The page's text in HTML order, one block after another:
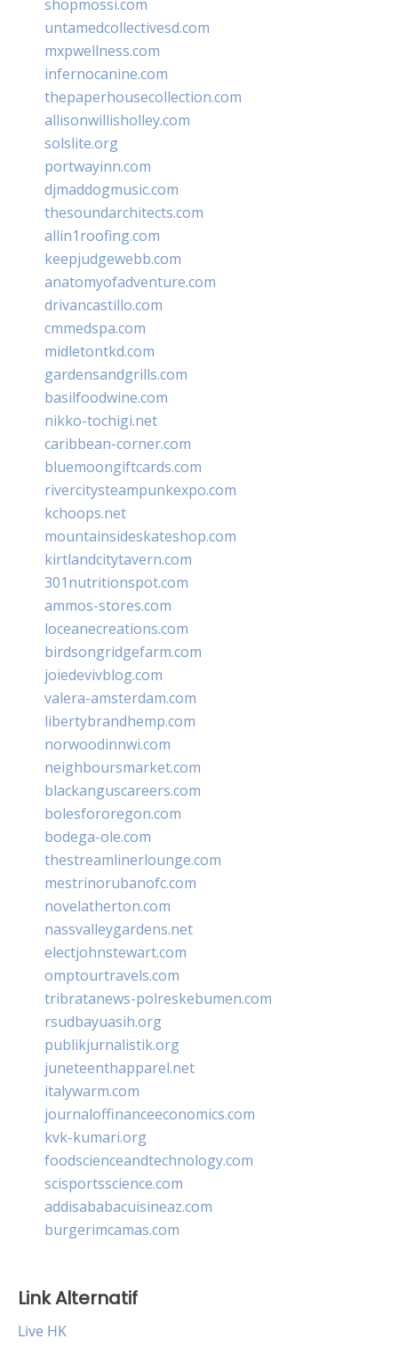
shopmossi.com
untamedcollectivesd.com
mxpwellness.com
infernocanine.com
thepaperhousecollection.com
allisonwillisholley.com
solslite.org
portwayinn.com
djmaddogmusic.com
thesoundarchitects.com
allin1roofing.com
keepjudgewebb.com
anatomyofadventure.com
drivancastillo.com
cmmedspa.com
midletontkd.com
gardensandgrills.com
basilfoodwine.com
nikko-tochigi.net
caribbean-corner.com
bluemoongiftcards.com
rivercitysteampunkexpo.com
kchoops.net
mountainsideskateshop.com
kirtlandcitytavern.com
301nutritionspot.com
ammos-stores.com
loceanecreations.com
birdsongridgefarm.com
joiedevivblog.com
valera-amsterdam.com
libertybrandhemp.com
norwoodinnwi.com
neighboursmarket.com
blackanguscareers.com
bolesfororegon.com
bodega-ole.com
thestreamlinerlounge.com
mestrinorubanofc.com
novelatherton.com
nassvalleygardens.net
electjohnstewart.com
omptourtravels.com
tribratanews-polreskebumen.com
rsudbayuasih.org
publikjurnalistik.org
juneteenthapparel.net
italywarm.com
journaloffinanceeconomics.com
kvk-kumari.org
foodscienceandtechnology.com
scisportsscience.com
addisababacuisineaz.com
burgerimcamas.com
Link Alternatif
Live HK